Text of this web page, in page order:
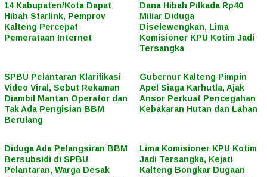
14 Kabupaten/Kota Dapat
Hibah Starlink, Pemprov
Kalteng Percepat
Pemerataan Internet
Dana Hibah Pilkada Rp40
Miliar Diduga
Diselewengkan, Lima
Komisioner KPU Kotim Jadi
Tersangka
SPBU Pelantaran Klarifikasi
Video Viral, Sebut Rekaman
Diambil Mantan Operator dan
Tak Ada Pengisian BBM
Berulang
Gubernur Kalteng Pimpin
Apel Siaga Karhutla, Ajak
Ansor Perkuat Pencegahan
Kebakaran Hutan dan Lahan
Diduga Ada Pelangsiran BBM
Bersubsidi di SPBU
Pelantaran, Warga Desak
Lima Komisioner KPU Kotim
Jadi Tersangka, Kejati
Kalteng Bongkar Dugaan